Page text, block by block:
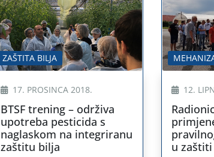
ZAŠTITA BILJA
17. PROSINCA 2018.
BTSF trening – održiva
upotreba pesticida s
naglaskom na integriranu
zaštitu bilja
12.
u